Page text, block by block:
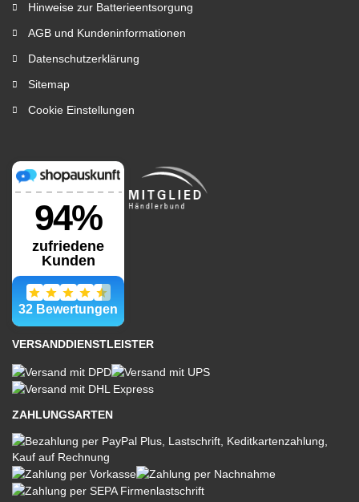
Hinweise zur Batterieentsorgung
AGB und Kundeninformationen
Datenschutzerklärung
Sitemap
Cookie Einstellungen
VERSANDDIENSTLEISTER
ZAHLUNGSARTEN